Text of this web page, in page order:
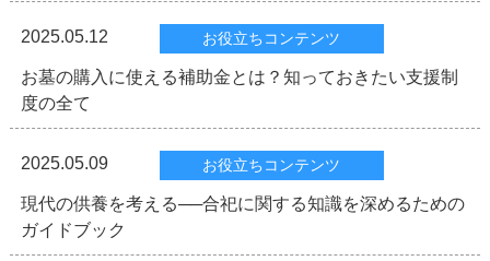
2025.05.12 お役立ちコンテンツ
お墓の購入に使える補助金とは？知っておきたい支援制
度の全て
2025.05.09 お役立ちコンテンツ
現代の供養を考える──合祀に関する知識を深めるための
ガイドブック